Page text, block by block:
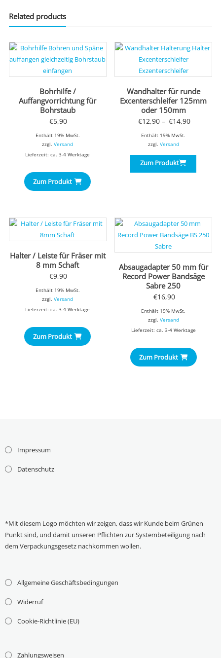
Related products
Bohrhilfe /
Auffangvorrichtung für
Bohrstaub
€5,90
Enthält 19% MwSt.
zzgl.Versand
Lieferzeit: ca. 3-4 Werktage
Zum Produkt
Wandhalter für runde
Excenterschleifer 125mm
oder 150mm
€12,90 – €14,90
€14,90
Enthält 19% MwSt.
zzgl. Versand
Zum Produkt
Halter / Leiste für Fräser mit
8 mm Schaft
€9,90
Enthält 19% MwSt.
zzgl.Versand
Lieferzeit: ca. 3-4 Werktage
Zum Produkt
Absaugadapter 50 mm für
Record Power Bandsäge
Sabre 250
€16,90
Enthält 19% MwSt.
zzgl. Versand
Lieferzeit: ca. 3-4 Werktage
Zum Produkt
Impressum
Datenschutz
*Mit diesem Logo möchten wir zeigen, dass wir Kunde beim Grünen
Punkt sind, und damit unseren Pflichten zur Systembeteiligung nach
dem Verpackungsgesetz nachkommen wollen.
Allgemeine Geschäftsbedingungen
Widerruf
Cookie-Richtlinie (EU)
Zahlungsweisen